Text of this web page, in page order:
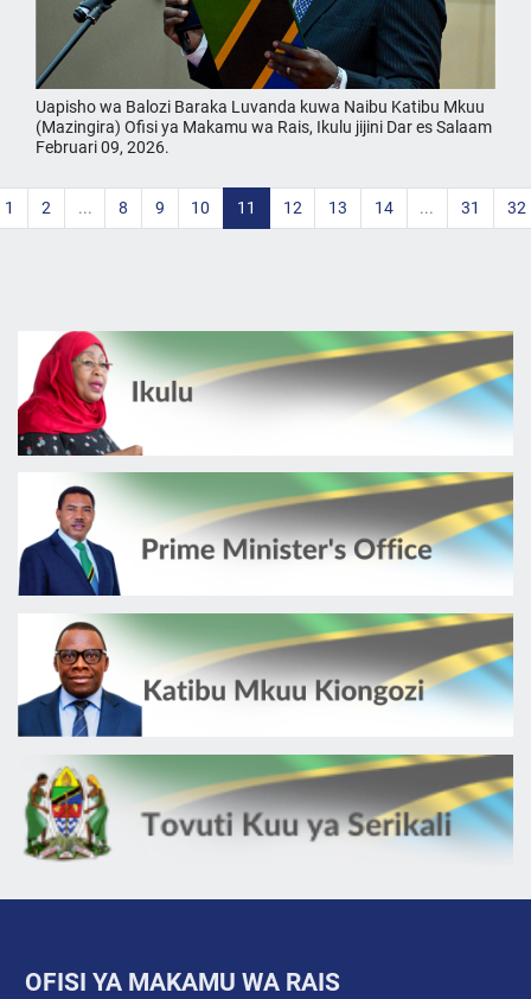
Uapisho wa Balozi Baraka Luvanda kuwa Naibu Katibu Mkuu
(Mazingira) Ofisi ya Makamu wa Rais, Ikulu jijini Dar es Salaam
Februari 09, 2026.
1 2 ... 8 9 10 11 12 13 14 ... 31 32
OFISI YA MAKAMU WA RAIS